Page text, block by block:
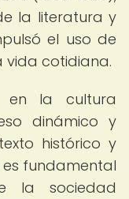
la literatura y
el uso de
vida cotidiana.
en la cultura
dinámico y
histórico y
es fundamental
la sociedad